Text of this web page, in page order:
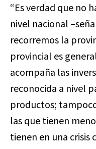
“Es verdad que no
nivel nacional
recorremos la
provincial es
acompaña las
reconocida a nivel
productos;
las que tienen
tienen en una crisis